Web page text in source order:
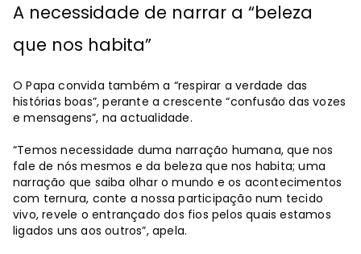
A necessidade de narrar a “beleza
que nos habita”
O Papa convida também a “respirar a verdade das
histórias boas”, perante a crescente “confusão das vozes
e mensagens”, na actualidade.
“Temos necessidade duma narração humana, que nos
fale de nós mesmos e da beleza que nos habita; uma
narração que saiba olhar o mundo e os acontecimentos
com ternura, conte a nossa participação num tecido
vivo, revele o entrançado dos fios pelos quais estamos
ligados uns aos outros”, apela.